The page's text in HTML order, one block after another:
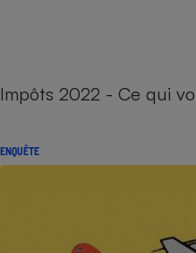
Impôts 2022 - Ce qui
ENQUÊTE